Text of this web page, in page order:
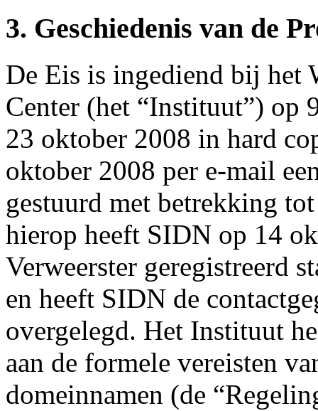
3. Geschiedenis van de
De Eis is ingediend bij
Center (het “Instituut”) op
23 oktober 2008 in hard
oktober 2008 per e-mail
gestuurd met betrekking
hierop heeft SIDN op 14
Verweerster geregistreerd
en heeft SIDN de
overgelegd. Het Instituut
aan de formele vereisten
domeinnamen (de